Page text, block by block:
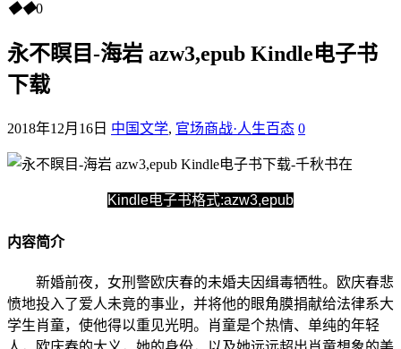
◆◆0
永不瞑目-海岩 azw3,epub Kindle电子书
下载
2018年12月16日 中国文学, 官场商战·人生百态 0
Kindle电子书格式:azw3,epub
内容简介
新婚前夜，女刑警欧庆春的未婚夫因缉毒牺牲。欧庆春悲
愤地投入了爱人未竟的事业，并将他的眼角膜捐献给法律系大
学生肖童，使他得以重见光明。肖童是个热情、单纯的年轻